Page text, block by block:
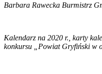
Barbara Rawecka Burmistrz
Kalendarz na 2020 r., karty
konkursu „Powiat Gryfiński w